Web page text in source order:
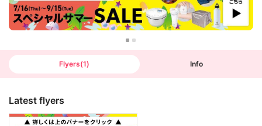
w
Flyers(1) Info
Latest flyers